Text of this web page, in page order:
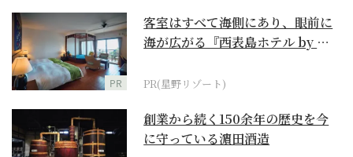
PR
客室はすべて海側にあり、眼前に
海が広がる『西表島ホテル by 星
PR(星野リゾート)
創業から続く150余年の歴史を今
に守っている濵田酒造